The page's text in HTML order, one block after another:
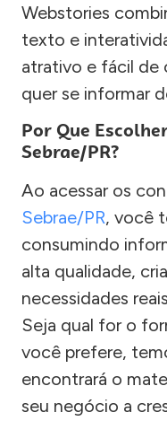
Webstories
texto e
atrativo e fácil de
quer se informar
Por Que
Sebrae/PR?
Ao acessar os
Sebrae/PR, você
consumindo
alta qualidade,
necessidades
Seja qual for o
você prefere,
encontrará o
seu negócio a